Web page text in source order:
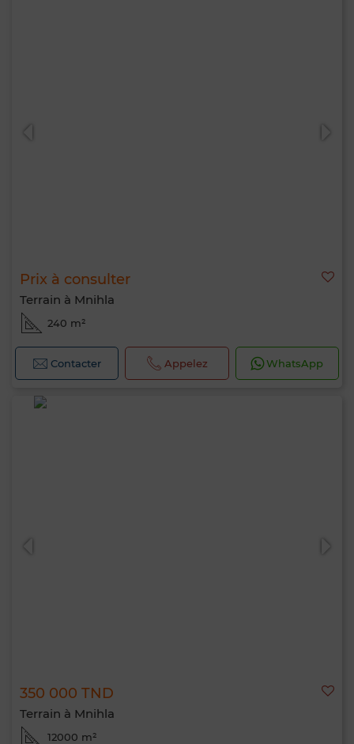
Prix à consulter
Terrain à Mnihla
240 m²
Contacter Appelez WhatsApp
350 000 TND
Terrain à Mnihla
12000 m²